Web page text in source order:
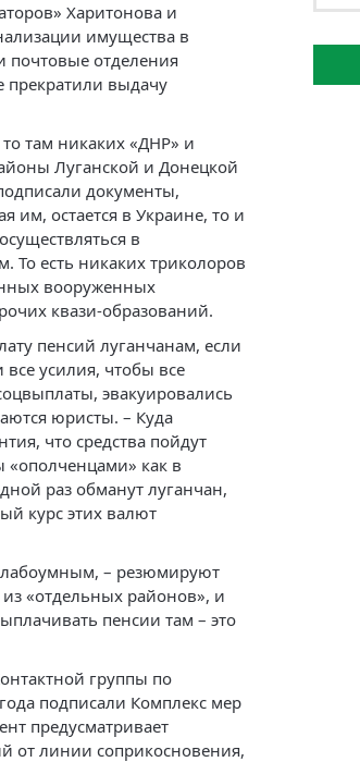
Харитонова и
имущества в
почтовые отделения
прекратили выдачу
там никаких «ДНР» и
Луганской и Донецкой
документы,
им, остается в Украине, то и
в
То есть никаких триколоров
вооруженных
квази-образований.
пенсий луганчанам, если
усилия, чтобы все
эвакуировались
юристы. – Куда
что средства пойдут
«ополченцами» как в
раз обманут луганчан,
курс этих валют
– резюмируют
«отдельных районов», и
пенсии там – это
группы по
подписали Комплекс мер
предусматривает
от линии соприкосновения,